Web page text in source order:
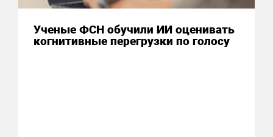
Ученые ФСН обучили ИИ оценивать
когнитивные перегрузки по голосу